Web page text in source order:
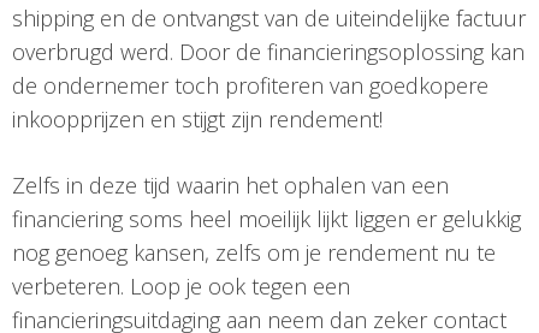
shipping en de ontvangst van de uiteindelijke factuur
overbrugd werd. Door de financieringsoplossing kan
de ondernemer toch profiteren van goedkopere
inkoopprijzen en stijgt zijn rendement!
Zelfs in deze tijd waarin het ophalen van een
financiering soms heel moeilijk lijkt liggen er gelukkig
nog genoeg kansen, zelfs om je rendement nu te
verbeteren. Loop je ook tegen een
financieringsuitdaging aan neem dan zeker contact